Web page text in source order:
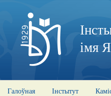
імя
Галоўная Інстытут